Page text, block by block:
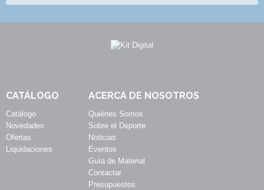
CATÁLOGO
Catálogo
Novedades
Ofertas
Liquidaciones
ACERCA DE NOSOTROS
Quiénes Somos
Sobre el Deporte
Noticias
Eventos
Guía de Material
Contactar
Presupuestos